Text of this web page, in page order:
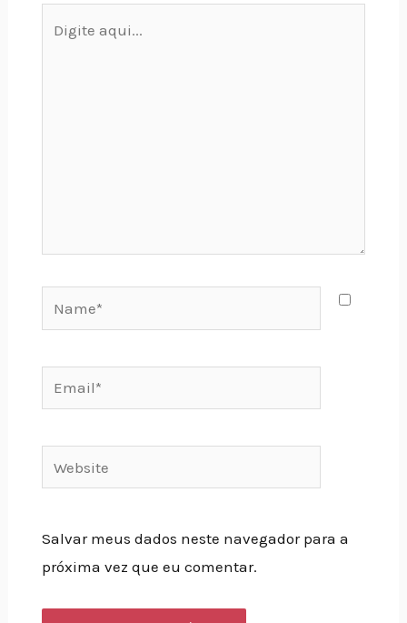
aqui...
Email*
Salvar meus dados neste navegador para a
próxima vez que eu comentar.